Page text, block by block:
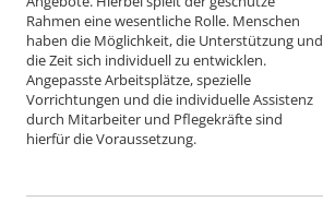
Rahmen eine wesentliche Rolle. Menschen
haben die Möglichkeit, die Unterstützung und
die Zeit sich individuell zu entwicklen.
Angepasste Arbeitsplätze, spezielle
Vorrichtungen und die individuelle Assistenz
durch Mitarbeiter und Pflegekräfte sind
hierfür die Voraussetzung.